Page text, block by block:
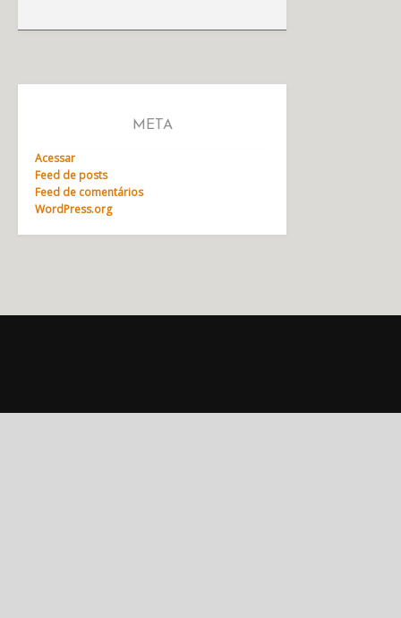
META
Acessar
Feed de posts
Feed de comentários
WordPress.org